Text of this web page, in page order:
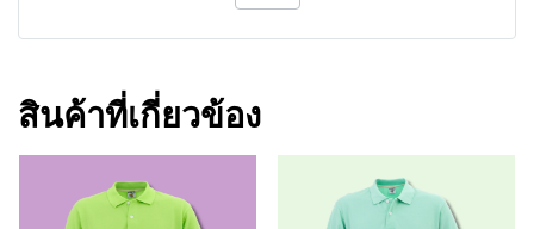
สินค้าที่เกี่ยวข้อง